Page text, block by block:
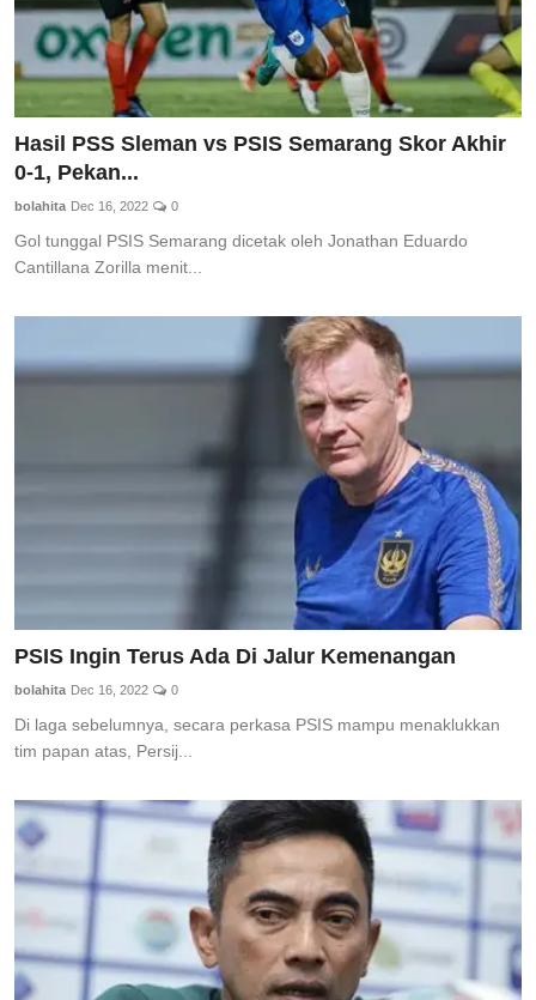
Hasil PSS Sleman vs PSIS Semarang Skor Akhir
0-1, Pekan...
bolahita Dec 16, 2022 0
Gol tunggal PSIS Semarang dicetak oleh Jonathan Eduardo
Cantillana Zorilla menit...
PSIS Ingin Terus Ada Di Jalur Kemenangan
bolahita Dec 16, 2022 0
Di laga sebelumnya, secara perkasa PSIS mampu menaklukkan
tim papan atas, Persij...